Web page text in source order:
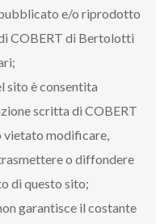
Social
pubblicato e/o riprodotto
COBERT di Bertolotti
sito è consentita
scritta di COBERT
vietato modificare,
o diffondere
di questo sito;
garantisce il costante